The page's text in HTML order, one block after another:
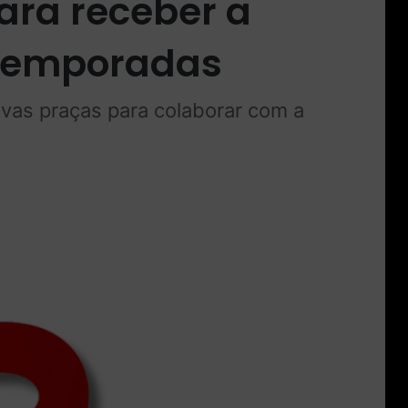
receber a
praças para colaborar com a